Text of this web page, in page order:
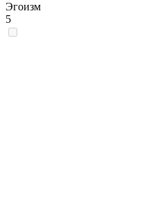
Эгоизм
5